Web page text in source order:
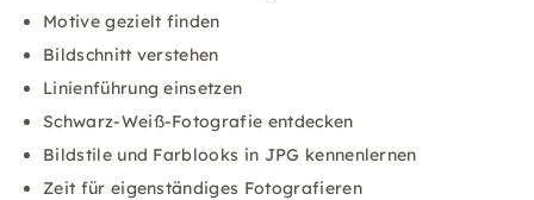
Motive gezielt finden
Bildschnitt verstehen
Linienführung einsetzen
Schwarz-Weiß-Fotografie entdecken
Bildstile und Farblooks in JPG kennenlernen
Zeit für eigenständiges Fotografieren